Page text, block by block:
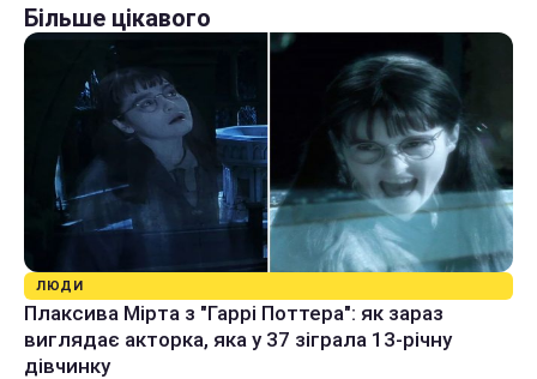
Більше цікавого
ЛЮДИ
Плаксива Мірта з "Гаррі Поттера": як зараз
виглядає акторка, яка у 37 зіграла 13-річну
дівчинку